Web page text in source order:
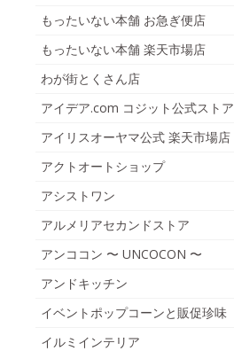
もったいない本舗 お急ぎ便店
もったいない本舗 楽天市場店
わが街とくさん店
アイデア.com コジット公式ストア
アイリスオーヤマ公式 楽天市場店
アクトオートショップ
アシストワン
アルメリアセカンドストア
アンココン 〜 UNCOCON 〜
アンドキッチン
イベントポップコーンと販促珍味
イルミインテリア